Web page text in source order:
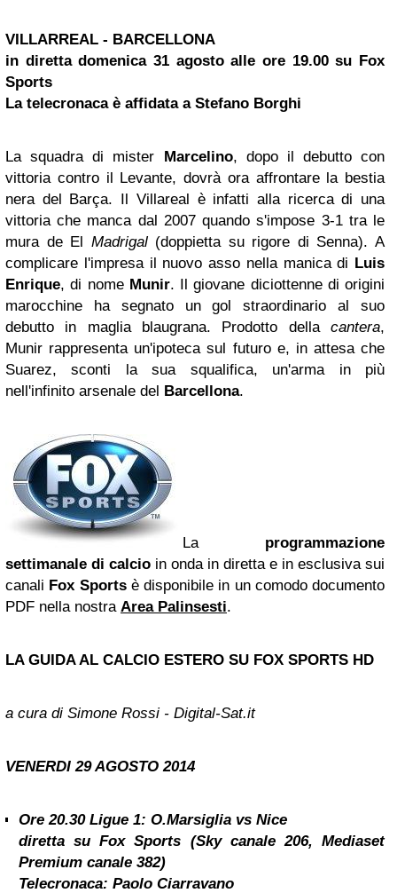
VILLARREAL - BARCELLONA
in diretta domenica 31 agosto alle ore 19.00 su Fox
Sports
La telecronaca è affidata a Stefano Borghi
La squadra di mister Marcelino, dopo il debutto con
vittoria contro il Levante, dovrà ora affrontare la bestia
nera del Barça. Il Villareal è infatti alla ricerca di una
vittoria che manca dal 2007 quando s'impose 3-1 tra le
mura de El Madrigal (doppietta su rigore di Senna). A
complicare l'impresa il nuovo asso nella manica di Luis
Enrique, di nome Munir. Il giovane diciottenne di origini
marocchine ha segnato un gol straordinario al suo
debutto in maglia blaugrana. Prodotto della cantera,
Munir rappresenta un'ipoteca sul futuro e, in attesa che
Suarez, sconti la sua squalifica, un'arma in più
nell'infinito arsenale del Barcellona.
La programmazione
settimanale di calcio in onda in diretta e in esclusiva sui
canali Fox Sportsè disponibile in un comodo documento
PDF nella nostra Area Palinsesti.
LA GUIDA AL CALCIO ESTERO SU FOX SPORTS HD
a cura di Simone Rossi - Digital-Sat.it
VENERDI 29 AGOSTO 2014
Ore 20.30 Ligue 1: O.Marsiglia vs Nice
diretta su Fox Sports (Sky canale 206, Mediaset
Premium canale 382)
Telecronaca: Paolo Ciarravano